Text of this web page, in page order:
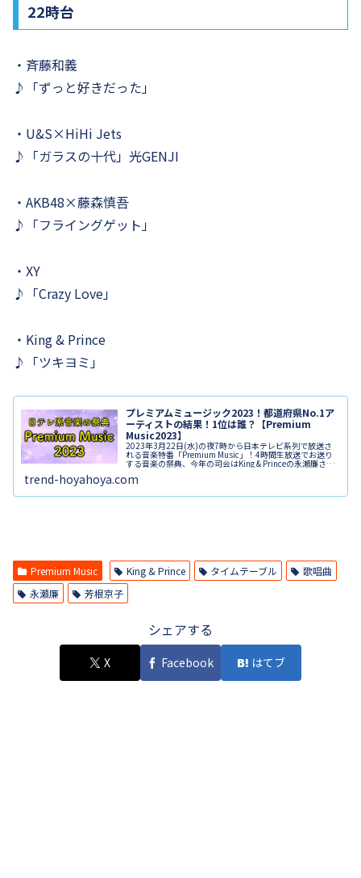
22時台
・斉藤和義
♪「ずっと好きだった」
・U&S×HiHi Jets
♪「ガラスの十代」光GENJI
・AKB48×藤森慎吾
♪「フライングゲット」
・XY
♪「Crazy Love」
・King & Prince
♪「ツキヨミ」
プレミアムミュージック2023！都道府県No.1ア
ーティストの結果！1位は誰？【Premium
Music2023】
2023年3月22日(水)の夜7時から日本テレビ系列で放送さ
れる音楽特番「Premium Music」！4時間生放送でお送り
する音楽の祭典、今年の司会はKing & Princeの永瀬廉さん
trend-hoyahoya.com
Premium Music King & Prince タイムテーブル
歌唱曲
永瀬廉
芳根京子
シェアする
X Facebook はてブ